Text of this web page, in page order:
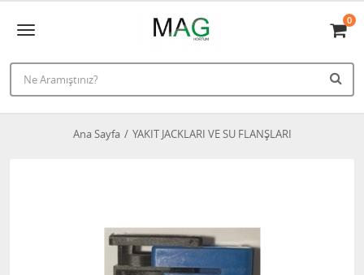
0
Ana Sayfa YAKIT JACKLARI VE SU FLANŞLARI